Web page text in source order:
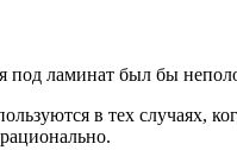
под ламинат был бы
в тех случаях,